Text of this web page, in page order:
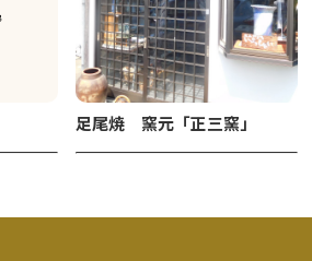
足尾焼 窯元「正三窯」